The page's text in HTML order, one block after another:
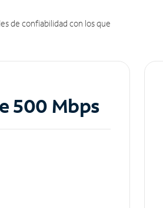
de confiabilidad con los que
500 Mbps